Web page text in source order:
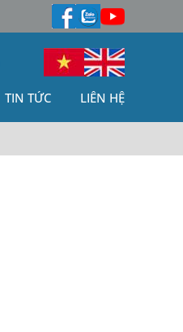
TIN TỨC LIÊN HỆ